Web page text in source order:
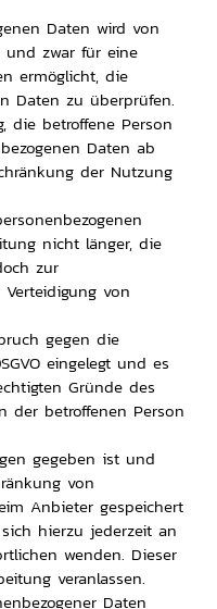
Daten wird von
und zwar für eine
ermöglicht, die
Daten zu überprüfen.
die betroffene Person
Daten ab
der Nutzung
nicht länger, die
zur
von
gegen die
eingelegt und es
Gründe des
der betroffenen Person
gegeben ist und
von
Anbieter gespeichert
hierzu jederzeit an
wenden. Dieser
veranlassen.
Daten